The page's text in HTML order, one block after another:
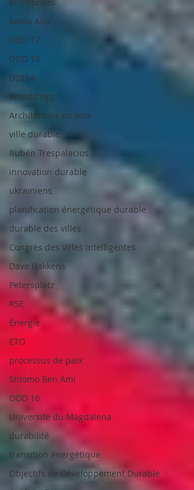
Santa Ana
ODD 17
ODD 10
ODD 4
Woodstogg
Architecture en bois
ville durable
Rubén Trespalacios
innovation durable
ukrainiens
planification énergétique durable
durable des villes
Congrès des Villes Intelligentes
Dave Hakkens
Petersplatz
RSE
Énergie
ETO
processus de paix
Shlomo Ben Ami
ODD 16
Université du Magdalena
durabilité
transition énergétique
Objectifs de Développement Durable